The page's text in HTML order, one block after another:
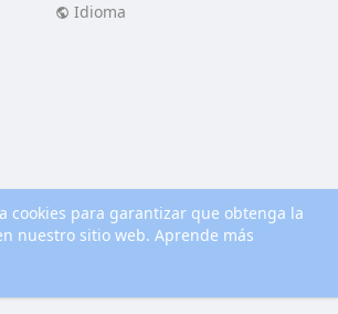
cookies para garantizar que obtenga la
nuestro sitio web. Aprende más
Idioma